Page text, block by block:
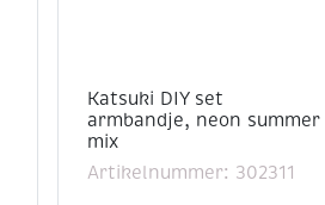
Katsuki DIY set
armbandje, neon summer
mix
Artikelnummer: 302311